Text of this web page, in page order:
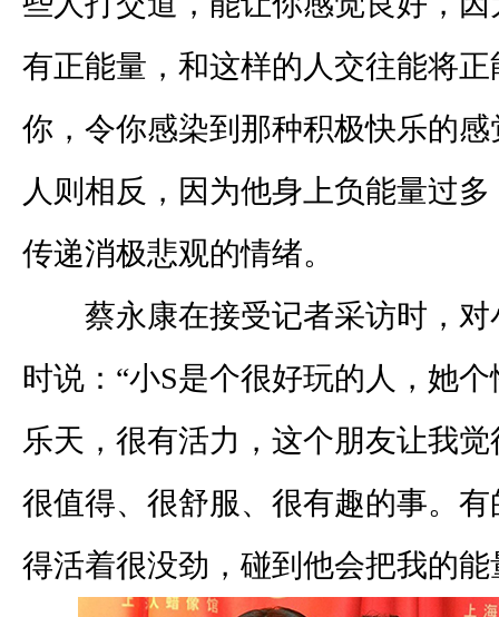
有正能量，和这样的人交往能将
你，令你感染到那种积极快乐的
人则相反，因为他身上负能量过
传递消极悲观的情绪。
蔡永康在接受记者采访时，对
时说：“小S是个很好玩的人，她
乐天，很有活力，这个朋友让我
很值得、很舒服、很有趣的事。
得活着很没劲，碰到他会把我的能